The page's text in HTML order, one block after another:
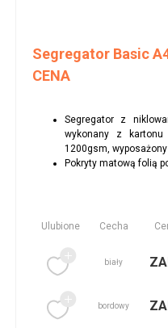
Segregator Basic
CENA
Segregator z
wykonany z
1200gsm,
Pokryty matową folią
Ulubione Cecha
biały
bordowy